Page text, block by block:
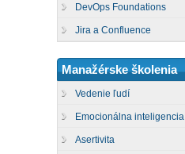
DevOps Foundations
Jira a Confluence
Manažérske školenia
Vedenie ľudí
Emocionálna inteligencia
Asertivita